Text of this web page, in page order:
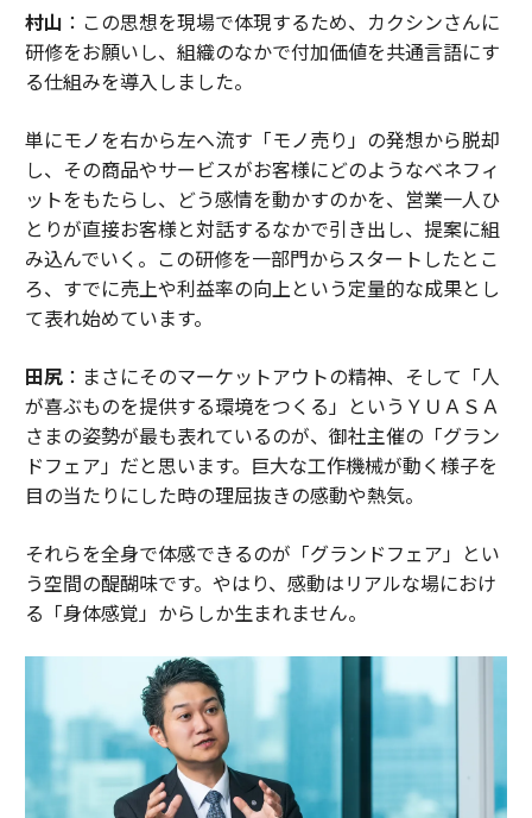
村山 ：この思想を現場で体現するため、カクシンさんに
研修をお願いし、組織のなかで付加価値を共通言語にす
る仕組みを導入しました。
単にモノを右から左へ流す「モノ売り」の発想から脱却
し、その商品やサービスがお客様にどのようなベネフィ
ットをもたらし、どう感情を動かすのかを、営業一人ひ
とりが直接お客様と対話するなかで引き出し、提案に組
み込んでいく。この研修を一部門からスタートしたとこ
ろ、すでに売上や利益率の向上という定量的な成果とし
て表れ始めています。
田尻：まさにそのマーケットアウトの精神、そして「人
が喜ぶものを提供する環境をつくる」というＹＵＡＳＡ
さまの姿勢が最も表れているのが、御社主催の「グラン
ドフェア」だと思います。巨大な工作機械が動く様子を
目の当たりにした時の理屈抜きの感動や熱気。
それらを全身で体感できるのが「グランドフェア」とい
う空間の醍醐味です。やはり、感動はリアルな場におけ
る「身体感覚」からしか生まれません。